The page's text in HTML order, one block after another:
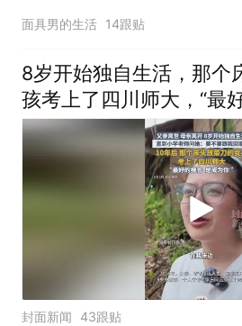
手也看懂！
面具男的生活 14跟贴
8岁开始独自生活，那个
孩考上了四川师大，“最
为你”
封面新闻 43跟贴